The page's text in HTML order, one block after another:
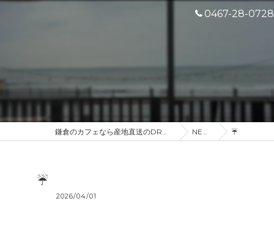
0467-28-0728
鎌倉のカフェなら産地直送のDROP IN NEWS ☔️
☔️
2026/04/01